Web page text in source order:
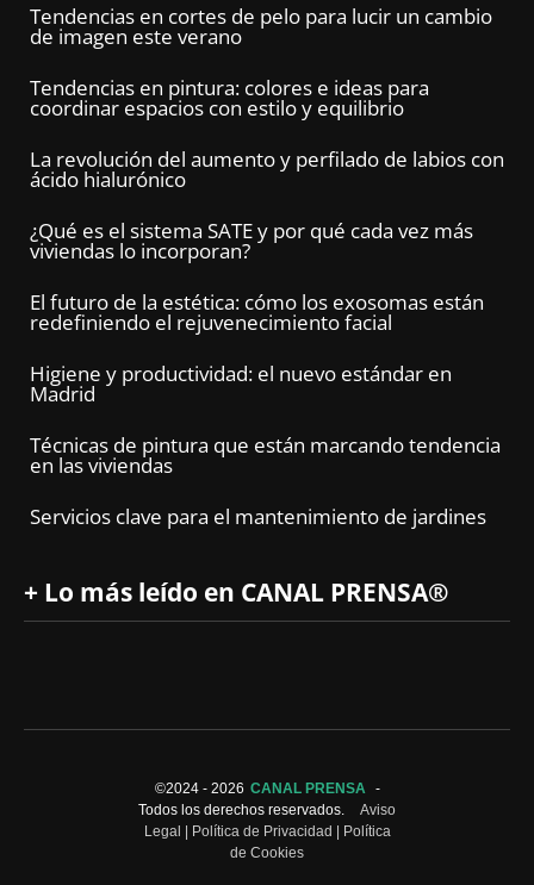
Tendencias en cortes de pelo para lucir un cambio
de imagen este verano
Tendencias en pintura: colores e ideas para
coordinar espacios con estilo y equilibrio
La revolución del aumento y perfilado de labios con
ácido hialurónico
¿Qué es el sistema SATE y por qué cada vez más
viviendas lo incorporan?
El futuro de la estética: cómo los exosomas están
redefiniendo el rejuvenecimiento facial
Higiene y productividad: el nuevo estándar en
Madrid
Técnicas de pintura que están marcando tendencia
en las viviendas
Servicios clave para el mantenimiento de jardines
+ Lo más leído en CANAL PRENSA®
©2024 - 2026 CANAL PRENSA
-
Todos los derechos reservados.
Aviso
Legal | Política de Privacidad | Política
de Cookies